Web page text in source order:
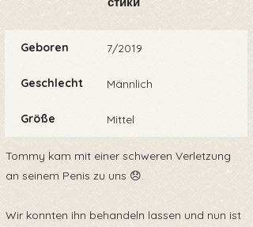
Geboren 7/2019
Geschlecht Männlich
Größe Mittel
Tommy kam mit einer schweren Verletzung
an seinem Penis zu uns 😞.
Wir konnten ihn behandeln lassen und nun ist